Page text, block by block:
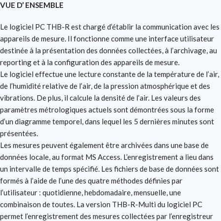
VUE D’ ENSEMBLE
Le logiciel PC THB-R est chargé d’établir la communication avec les
appareils de mesure. Il fonctionne comme une interface utilisateur
destinée à la présentation des données collectées, à l’archivage, au
reporting et à la configuration des appareils de mesure.
Le logiciel effectue une lecture constante de la température de l’air,
de l’humidité relative de l’air, de la pression atmosphérique et des
vibrations. De plus, il calcule la densité de l’air. Les valeurs des
paramètres métrologiques actuels sont démontrées sous la forme
d’un diagramme temporel, dans lequel les 5 dernières minutes sont
présentées.
Les mesures peuvent également être archivées dans une base de
données locale, au format MS Access. L’enregistrement a lieu dans
un intervalle de temps spécifié. Les fichiers de base de données sont
formés à l’aide de l’une des quatre méthodes définies par
l’utilisateur : quotidienne, hebdomadaire, mensuelle, une
combinaison de toutes. La version THB-R-Multi du logiciel PC
permet l’enregistrement des mesures collectées par l’enregistreur